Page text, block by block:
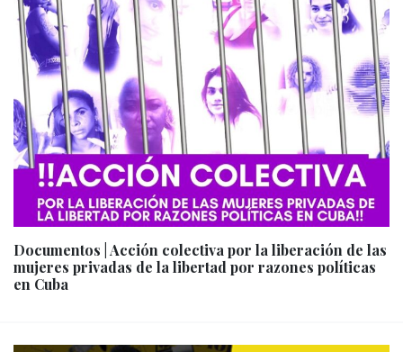
Documentos | Acción colectiva por la liberación de las
mujeres privadas de la libertad por razones políticas
en Cuba